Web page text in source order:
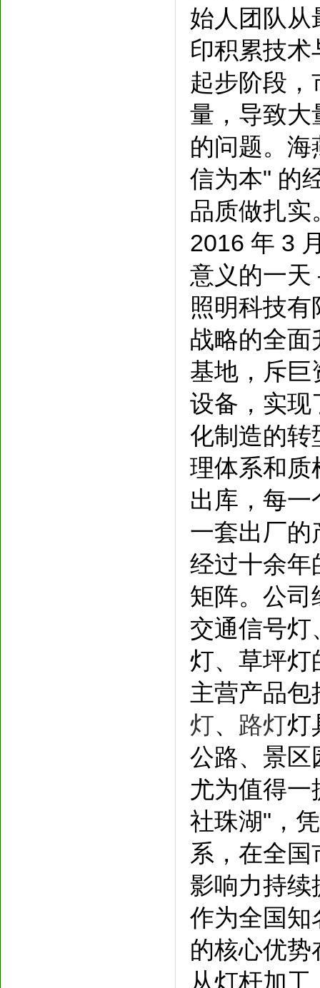
始人团队从
印积累技
起步阶段
量，导致大
的问题。
信为本" 的
品质做扎实
2016 年 3
意义的一
照明科技
战略的全面
基地，斥巨
设备，实现
化制造的转
理体系和质
出库，每
一套出厂的
经过十余年
矩阵。公司
交通信号灯
灯、草坪灯
主营产品包
灯、 路灯灯
公路、景区
尤为值得
社珠湖"，
系，在全
影响力持续
作为全国知
的核心优
从灯杆加